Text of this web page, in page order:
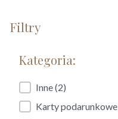
Filtry
Kategoria:
Kategoria:
Inne(2)
Karty podarunkowe